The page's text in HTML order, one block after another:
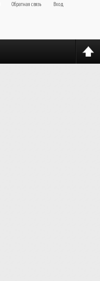
Обратная связь
Вход